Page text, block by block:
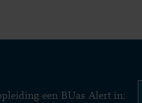
een BUas Alert in: